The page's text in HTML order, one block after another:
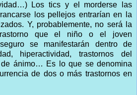
Los tics y el morderse las
los pellejos entrarían en la
Y, probablemente, no será la
que el niño o el joven
se manifestarán dentro de
hiperactividad, trastornos del
ánimo… Es lo que se denomina
de dos o más trastornos en